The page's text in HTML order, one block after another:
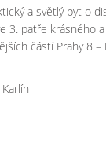
a světlý byt o
3. patře krásného
částí Prahy 8